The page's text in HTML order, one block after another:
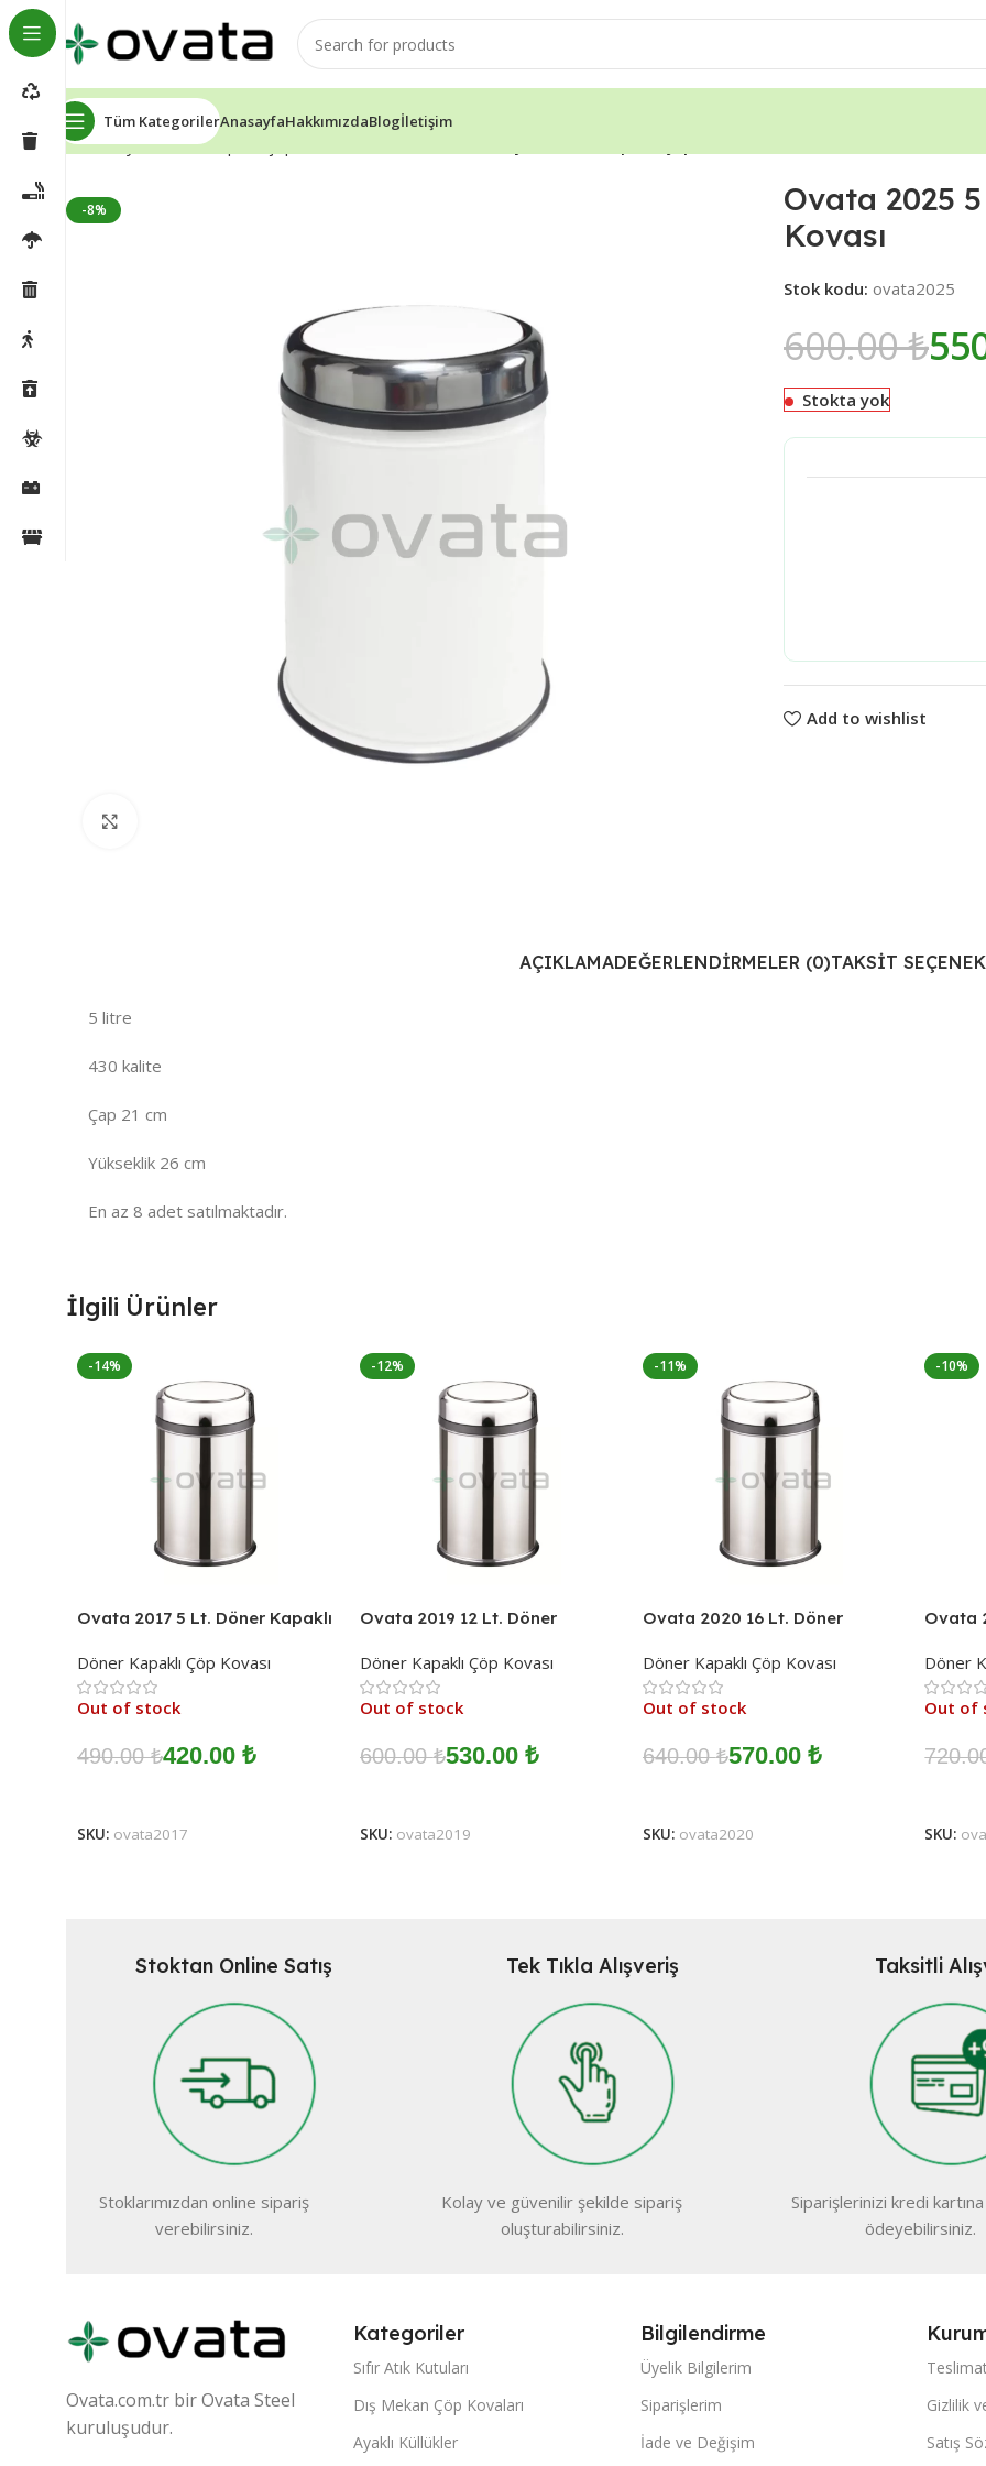
Tüm KategorilerAnasayfaHakkımızdaBlogİletişim
Ana Sayfa Döner Kapaklı Çöp Kovası
-8%
Ovata 2025
Kovası
Stok kodu: ovata2025
600.00₺
Stokta yok
Add to wishlist
AÇIKLAMADEĞERLENDIRMELER (0)TAKSIT
5 litre
430 kalite
Çap 21 cm
Yükseklik 26 cm
En az 8 adet satılmaktadır.
İlgili Ürünler
-14%
Ovata 2017 5 Lt. Döner Kapaklı
Döner Kapaklı Çöp Kovası
Out of stock
490.00₺420.00 ₺
SKU: ovata2017
-12%
Ovata 2019 12 Lt. Döner
Döner Kapaklı Çöp Kovası
Out of stock
600.00₺530.00 ₺
SKU: ovata2019
-11%
Ovata 2020 16 Lt. Döner
Döner Kapaklı Çöp Kovası
Out of stock
640.00₺570.00 ₺
SKU: ovata2020
-10%
Ovata
Döner
Out of
SKU:
Stoktan Online Satış
Stoklarımızdan online sipariş
verebilirsiniz.
Tek Tıkla Alışveriş
Kolay ve güvenilir şekilde sipariş
oluşturabilirsiniz.
Taksitli
Siparişlerinizi kredi
ödeyebilirsiniz.
Ovata.com.tr bir Ovata Steel
kuruluşudur.
Kategoriler
Sıfır Atık Kutuları
Dış Mekan Çöp Kovaları
Ayaklı Küllükler
Bilgilendirme
Üyelik Bilgilerim
Siparişlerim
İade ve Değişim
Gizlilik
Satış